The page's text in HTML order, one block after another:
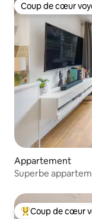
Coup de cœur
Coup de cœur
Appartement
Superbe
Coups de cœur
Coup de cœur